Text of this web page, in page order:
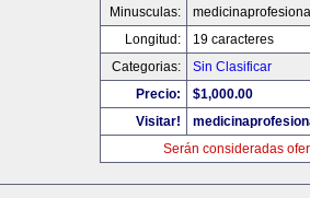
Minusculas:
Longitud:
19 caracteres
Categorias:
Sin Clasificar
Precio:
$1,000.00
Visitar!
Serán consideradas